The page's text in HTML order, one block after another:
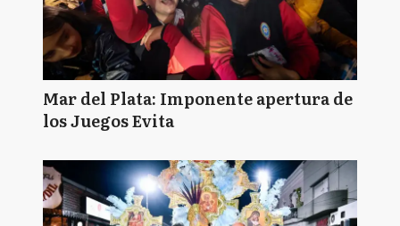
Mar del Plata: Imponente apertura de
los Juegos Evita